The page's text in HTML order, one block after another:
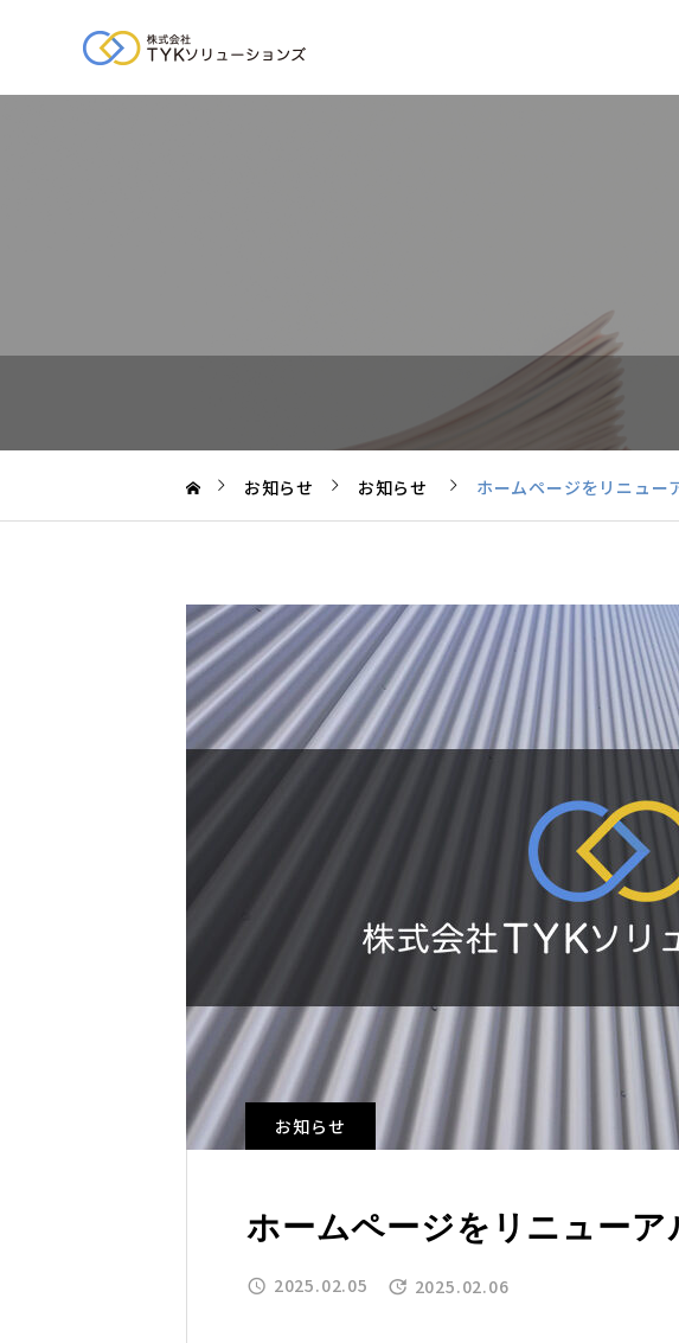
お知らせ お知らせ ホームページをリニュー
お知らせ
ホームページをリニューア
2025.02.05 2025.02.06